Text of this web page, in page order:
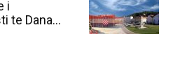
i
te Dana...